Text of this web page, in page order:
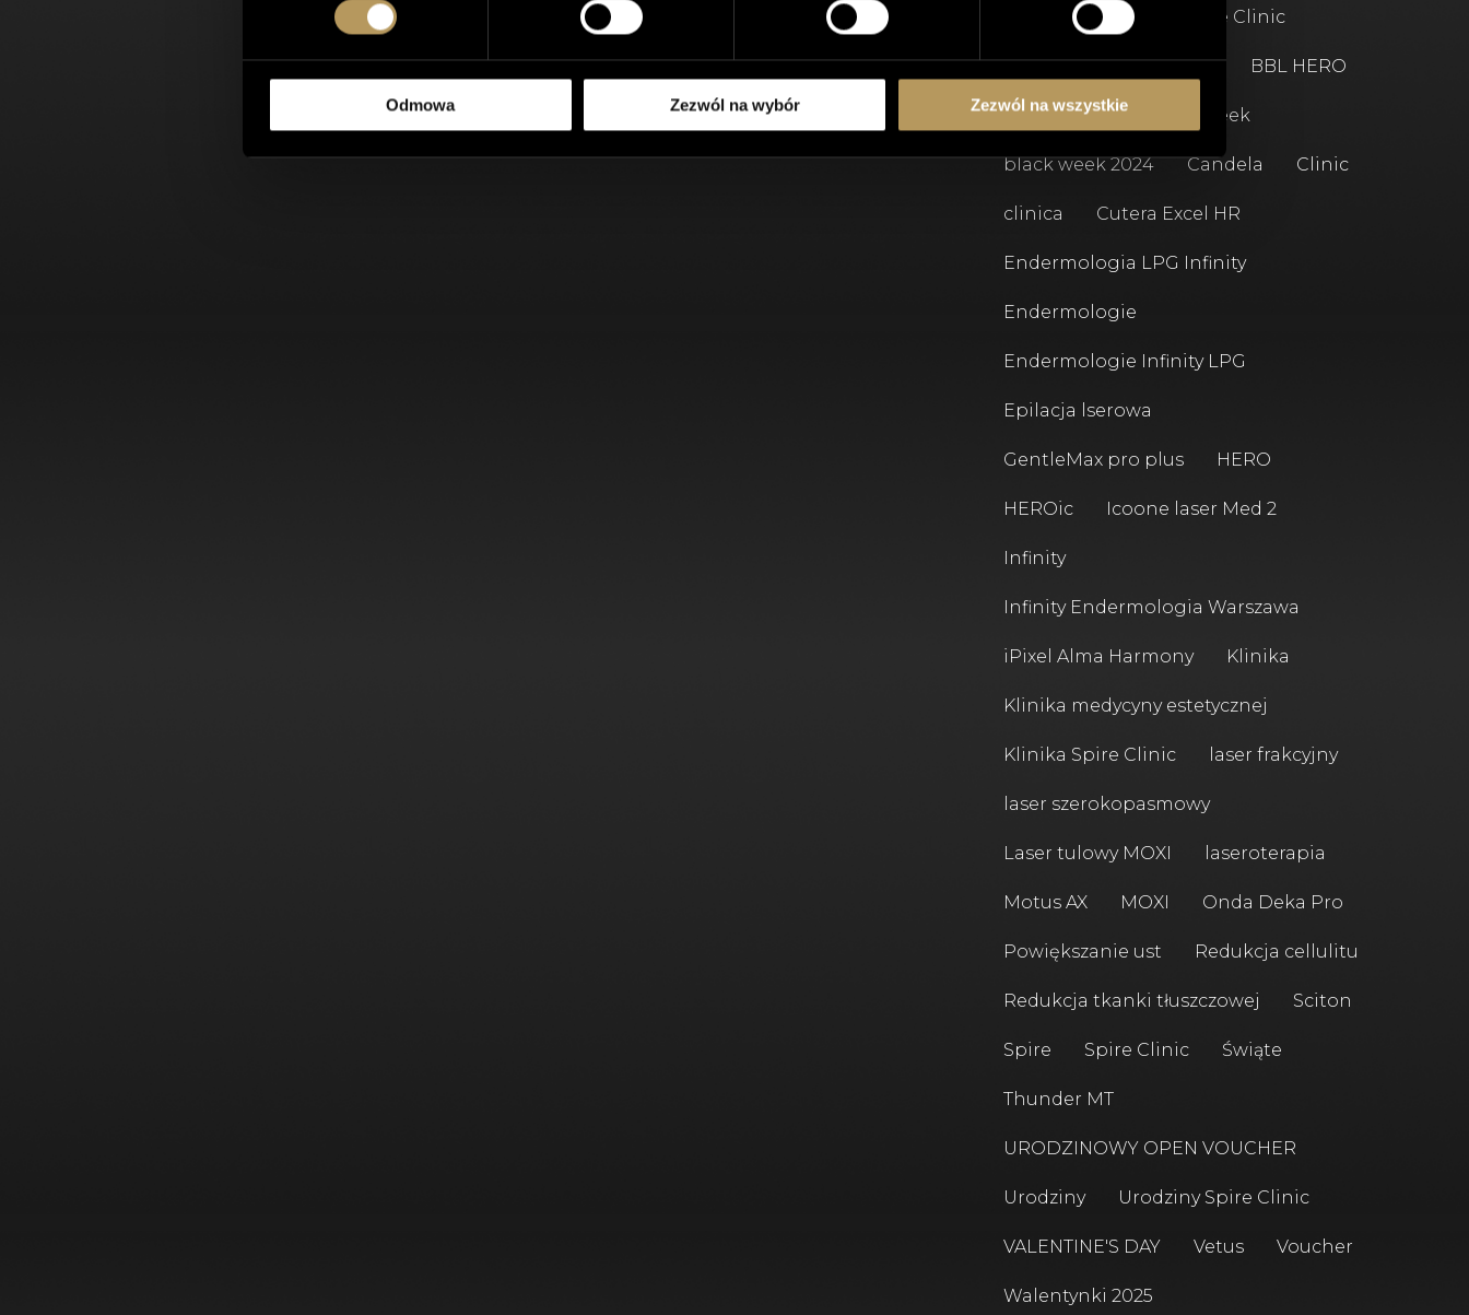
Odmowa Zezwól na wybór Zezwól na wszystkie
7 Urodziny Spire Clinic
Again Deka Pro BBL BBL HERO
BBL HEROic black week
black week 2024 Candela Clinic
clinica Cutera Excel HR
Endermologia LPG Infinity
Endermologie
Endermologie Infinity LPG
Epilacja lserowa
GentleMax pro plus HERO
HEROic Icoone laser Med 2
Infinity
Infinity Endermologia Warszawa
iPixel Alma Harmony Klinika
Klinika medycyny estetycznej
Klinika Spire Clinic laser frakcyjny
laser szerokopasmowy
Laser tulowy MOXI laseroterapia
Motus AX MOXI Onda Deka Pro
Powiększanie ust Redukcja cellulitu
Redukcja tkanki tłuszczowej Sciton
Spire Spire Clinic Świąte
Thunder MT
URODZINOWY OPEN VOUCHER
Urodziny Urodziny Spire Clinic
VALENTINE'S DAY Vetus Voucher
Walentynki 2025